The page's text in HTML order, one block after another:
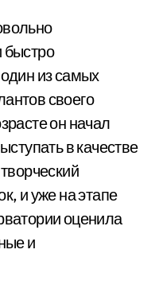
быстро
из самых
своего
он начал
в качестве
и уже на этапе
оценила
и